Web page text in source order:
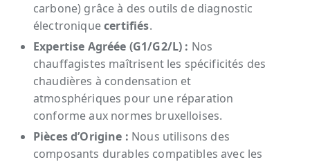
carbone) grâce à des outils de diagnostic
électroniquecertifiés.
Expertise Agréée (G1/G2/L) : Nos
chauffagistes maîtrisent les spécificités des
chaudières à condensation et
atmosphériques pour une réparation
conforme aux normes bruxelloises.
Pièces d’Origine : Nous utilisons des
composants durables compatibles avec les